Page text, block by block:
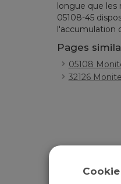
longue que les
05108-45
l'accumulation
Pages
05108
32126